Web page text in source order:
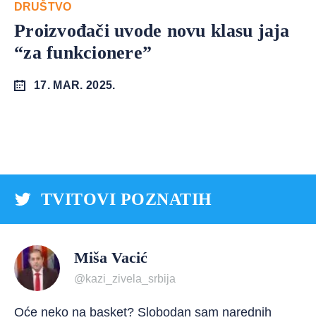
DRUŠTVO
Proizvođači uvode novu klasu jaja
“za funkcionere”
17. MAR. 2025.
TVITOVI POZNATIH
Miša Vacić
@kazi_zivela_srbija
Oće neko na basket? Slobodan sam narednih